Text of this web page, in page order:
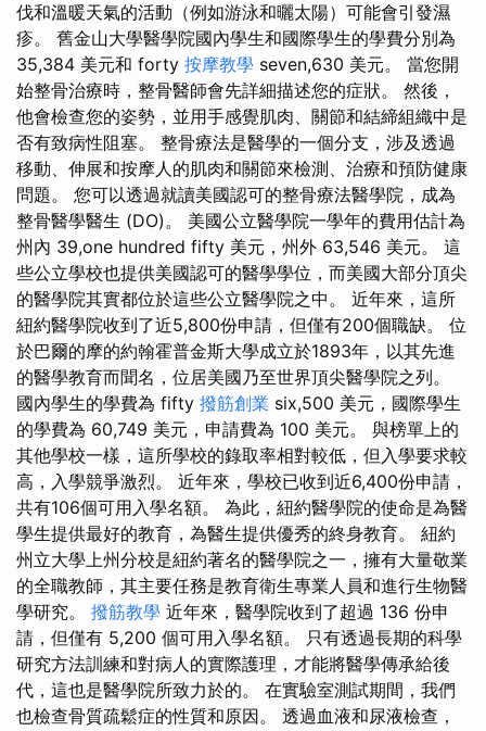
伐和溫暖天氣的活動（例如游泳和曬太陽）可能會引發濕
疹。 舊金山大學醫學院國內學生和國際學生的學費分別為
35,384 美元和 forty 按摩教學 seven,630 美元。 當您開
始整骨治療時，整骨醫師會先詳細描述您的症狀。 然後，
他會檢查您的姿勢，並用手感覺肌肉、關節和結締組織中是
否有致病性阻塞。 整骨療法是醫學的一個分支，涉及透過
移動、伸展和按摩人的肌肉和關節來檢測、治療和預防健康
問題。 您可以透過就讀美國認可的整骨療法醫學院，成為
整骨醫學醫生 (DO)。 美國公立醫學院一學年的費用估計為
州內 39,one hundred fifty 美元，州外 63,546 美元。 這
些公立學校也提供美國認可的醫學學位，而美國大部分頂尖
的醫學院其實都位於這些公立醫學院之中。 近年來，這所
紐約醫學院收到了近5,800份申請，但僅有200個職缺。 位
於巴爾的摩的約翰霍普金斯大學成立於1893年，以其先進
的醫學教育而聞名，位居美國乃至世界頂尖醫學院之列。
國內學生的學費為 fifty 撥筋創業 six,500 美元，國際學生
的學費為 60,749 美元，申請費為 100 美元。 與榜單上的
其他學校一樣，這所學校的錄取率相對較低，但入學要求較
高，入學競爭激烈。 近年來，學校已收到近6,400份申請，
共有106個可用入學名額。 為此，紐約醫學院的使命是為醫
學生提供最好的教育，為醫生提供優秀的終身教育。 紐約
州立大學上州分校是紐約著名的醫學院之一，擁有大量敬業
的全職教師，其主要任務是教育衛生專業人員和進行生物醫
學研究。 撥筋教學 近年來，醫學院收到了超過 136 份申
請，但僅有 5,200 個可用入學名額。 只有透過長期的科學
研究方法訓練和對病人的實際護理，才能將醫學傳承給後
代，這也是醫學院所致力於的。 在實驗室測試期間，我們
也檢查骨質疏鬆症的性質和原因。 透過血液和尿液檢查，